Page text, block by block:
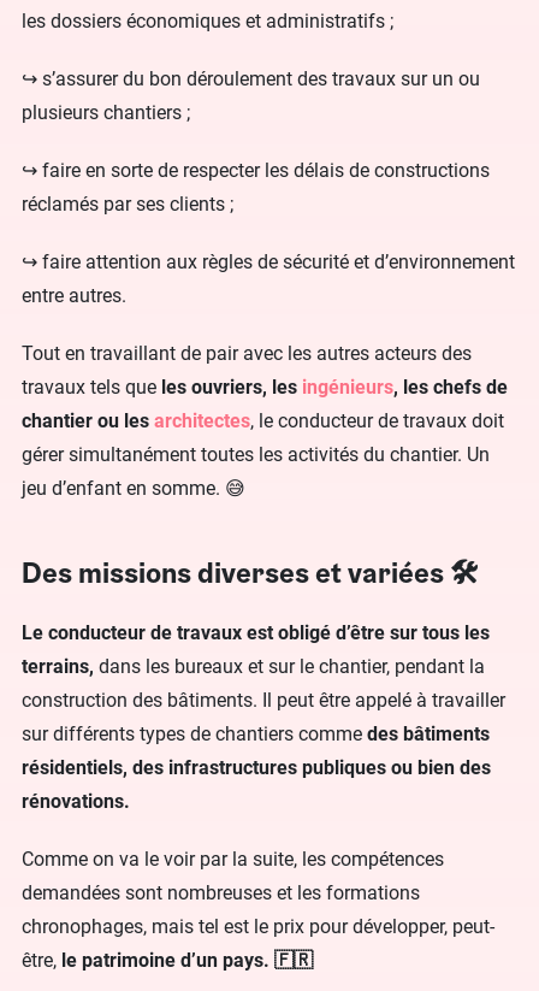
les dossiers économiques et administratifs ;
↪️ s’assurer du bon déroulement des travaux sur un ou
plusieurs chantiers ;
↪️ faire en sorte de respecter les délais de constructions
réclamés par ses clients ;
↪️ faire attention aux règles de sécurité et d’environnement
entre autres.
Tout en travaillant de pair avec les autres acteurs des
travaux tels que les ouvriers, les ingénieurs, les chefs de
chantier ou les architectes, le conducteur de travaux doit
gérer simultanément toutes les activités du chantier. Un
jeu d’enfant en somme. 😅
Des missions diverses et variées 🛠
Le conducteur de travaux est obligé d’être sur tous les
terrains, dans les bureaux et sur le chantier, pendant la
construction des bâtiments. Il peut être appelé à travailler
sur différents types de chantiers comme des bâtiments
résidentiels, des infrastructures publiques ou bien des
rénovations.
Comme on va le voir par la suite, les compétences
demandées sont nombreuses et les formations
chronophages, mais tel est le prix pour développer, peut-
être, le patrimoine d’un pays. 🇫🇷